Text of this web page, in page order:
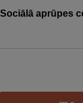
Sociālā aprūpes